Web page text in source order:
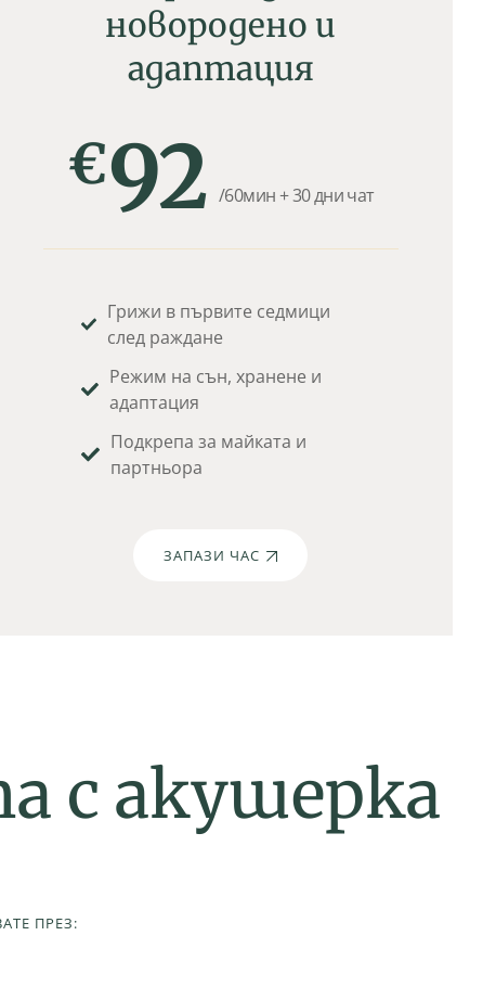
новородено и
адаптация
€92 /60мин + 30 дни чат
Грижи в първите седмици
след раждане
Режим на сън, хранене и
адаптация
Подкрепа за майката и
партньора
ЗАПАЗИ ЧАС
а с акушерка
ПРЕЗ: